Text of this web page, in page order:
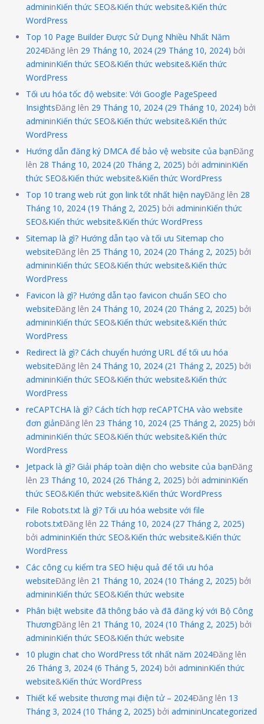
admininKiến thức SEO&Kiến thức website&Kiến thức
WordPress
Top 10 Page Builder Được Sử Dụng Nhiều Nhất Năm
2024Đăng lên 29 Tháng 10, 2024 (29 Tháng 10, 2024) bởi
admininKiến thức SEO&Kiến thức website&Kiến thức
WordPress
Tối ưu hóa tốc độ website: Với Google PageSpeed
InsightsĐăng lên 29 Tháng 10, 2024 (29 Tháng 10, 2024) bởi
admininKiến thức SEO&Kiến thức website&Kiến thức
WordPress
Hướng dẫn đăng ký DMCA để bảo vệ website của bạnĐăng
lên 28 Tháng 10, 2024 (20 Tháng 2, 2025) bởi admininKiến
thức SEO&Kiến thức website&Kiến thức WordPress
Top 10 trang web rút gọn link tốt nhất hiện nayĐăng lên 28
Tháng 10, 2024 (19 Tháng 2, 2025) bởi admininKiến thức
SEO&Kiến thức website&Kiến thức WordPress
Sitemap là gì? Hướng dẫn tạo và tối ưu Sitemap cho
websiteĐăng lên 25 Tháng 10, 2024 (20 Tháng 2, 2025) bởi
admininKiến thức SEO&Kiến thức website&Kiến thức
WordPress
Favicon là gì? Hướng dẫn tạo favicon chuẩn SEO cho
websiteĐăng lên 24 Tháng 10, 2024 (20 Tháng 2, 2025) bởi
admininKiến thức SEO&Kiến thức website&Kiến thức
WordPress
Redirect là gì? Cách chuyển hướng URL để tối ưu hóa
websiteĐăng lên 24 Tháng 10, 2024 (21 Tháng 2, 2025) bởi
admininKiến thức SEO&Kiến thức website&Kiến thức
WordPress
reCAPTCHA là gì? Cách tích hợp reCAPTCHA vào website
đơn giảnĐăng lên 23 Tháng 10, 2024 (25 Tháng 2, 2025) bởi
admininKiến thức SEO&Kiến thức website&Kiến thức
WordPress
Jetpack là gì? Giải pháp toàn diện cho website của bạnĐăng
lên 23 Tháng 10, 2024 (26 Tháng 2, 2025) bởi admininKiến
thức SEO&Kiến thức website&Kiến thức WordPress
File Robots.txt là gì? Tối ưu hóa website với file
robots.txtĐăng lên 22 Tháng 10, 2024 (27 Tháng 2, 2025)
bởi admininKiến thức SEO&Kiến thức website&Kiến thức
WordPress
Các công cụ kiểm tra SEO hiệu quả để tối ưu hóa
websiteĐăng lên 21 Tháng 10, 2024 (10 Tháng 2, 2025) bởi
admininKiến thức SEO&Kiến thức website
Phân biệt website đã thông báo và đã đăng ký với Bộ Công
ThươngĐăng lên 21 Tháng 10, 2024 (10 Tháng 2, 2025) bởi
admininKiến thức SEO&Kiến thức website
10 plugin chat cho WordPress tốt nhất năm 2024Đăng lên
26 Tháng 3, 2024 (6 Tháng 5, 2024) bởi admininKiến thức
website&Kiến thức WordPress
Thiết kế website thương mại điện tử – 2024Đăng lên 13
Tháng 3, 2024 (10 Tháng 2, 2025) bởi admininUncategorized